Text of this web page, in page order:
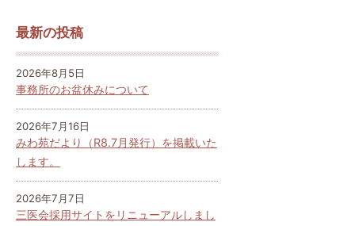
最新の投稿
2026年8月5日
事務所のお盆休みについて
2026年7月16日
みわ苑だより（R8.7月発行）を掲載いた
します。
2026年7月7日
三医会採用サイトをリニューアルしまし